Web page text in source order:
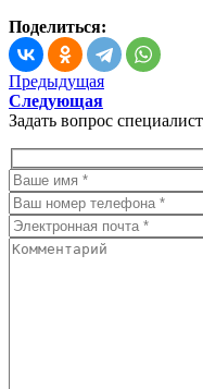
Поделиться:
Предыдущая
Следующая
Задать вопрос